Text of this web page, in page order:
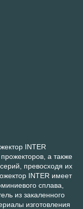
INTER
а также
превосходя их
INTER имеет
сплава,
из закаленного
изготовления